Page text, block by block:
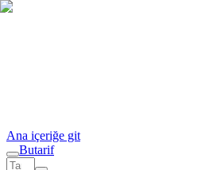
Ana içeriğe git
Butarif